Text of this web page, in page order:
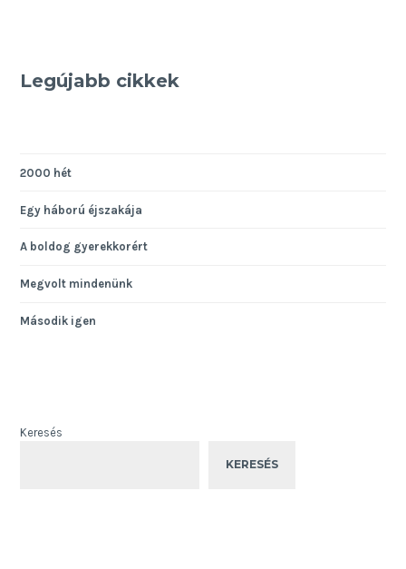
Legújabb cikkek
2000 hét
Egy háború éjszakája
A boldog gyerekkorért
Megvolt mindenünk
Második igen
Keresés
KERESÉS